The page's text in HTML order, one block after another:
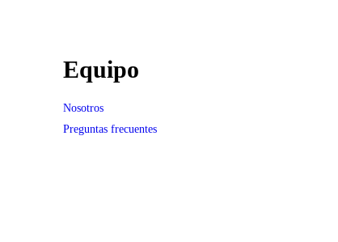
Equipo
Nosotros
Preguntas frecuentes